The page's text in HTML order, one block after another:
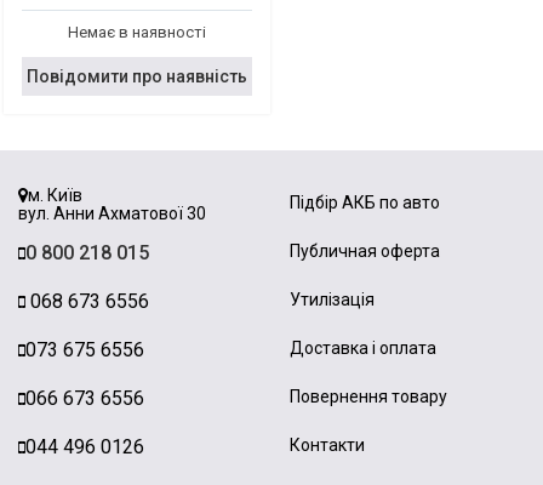
Немає в наявності
Повідомити про наявність
м. Київ
вул. Анни Ахматової 30
0 800 218 015
068 673 6556
073 675 6556
066 673 6556
044 496 0126
Підбір АКБ по авто
Публичная оферта
Утилізація
Доставка і оплата
Повернення товару
Контакти